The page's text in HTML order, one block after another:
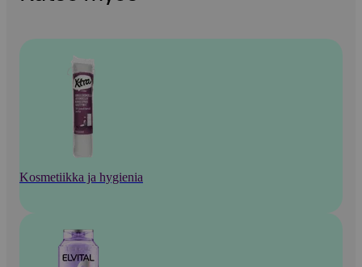
Kosmetiikka ja hygienia